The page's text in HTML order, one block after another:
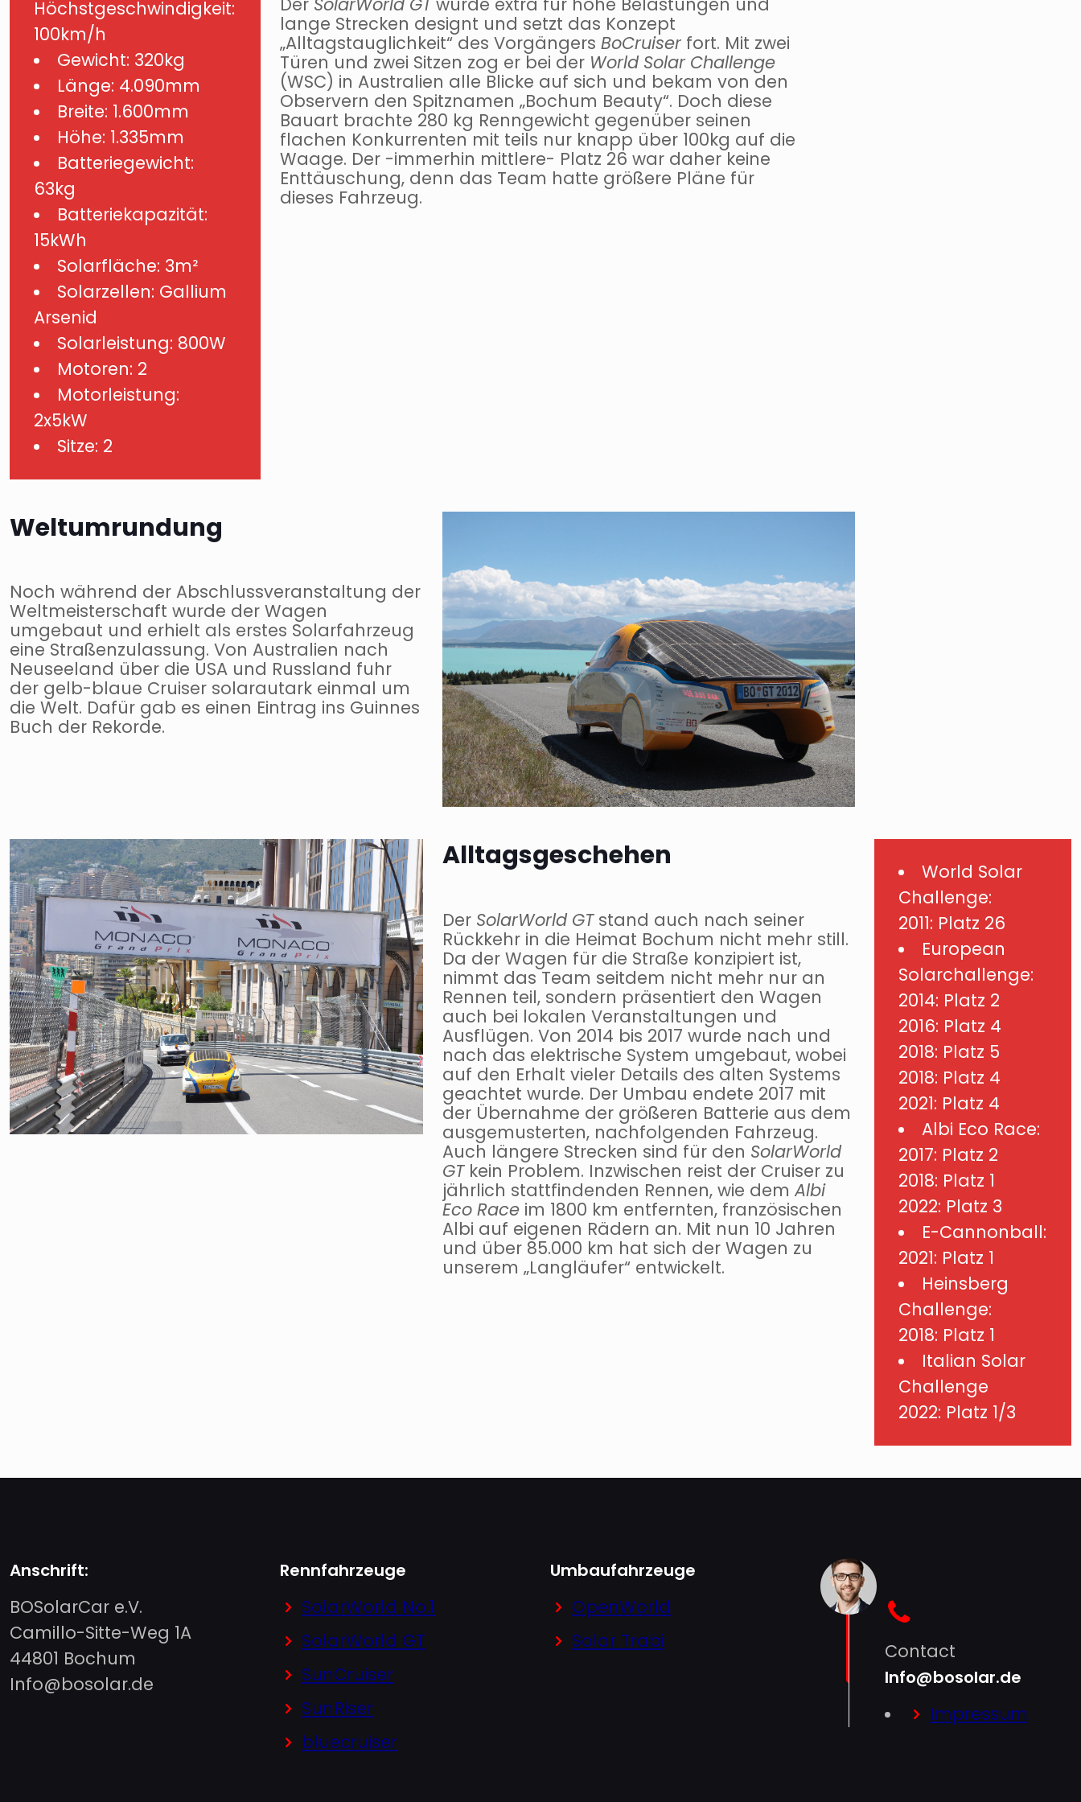
Höchstgeschwindigkeit:
100km/h
Gewicht: 320kg
Länge: 4.090mm
Breite: 1.600mm
Höhe: 1.335mm
Batteriegewicht:
63kg
Batteriekapazität:
15kWh
Solarfläche: 3m²
Solarzellen: Gallium
Arsenid
Solarleistung: 800W
Motoren: 2
Motorleistung:
2x5kW
Sitze: 2
Der SolarWorld GT wurde extra für hohe Belastungen und
lange Strecken designt und setzt das Konzept
„Alltagstauglichkeit“ des Vorgängers BoCruiser fort. Mit zwei
Türen und zwei Sitzen zog er bei der World Solar Challenge
(WSC) in Australien alle Blicke auf sich und bekam von den
Observern den Spitznamen „Bochum Beauty“. Doch diese
Bauart brachte 280 kg Renngewicht gegenüber seinen
flachen Konkurrenten mit teils nur knapp über 100kg auf die
Waage. Der -immerhin mittlere- Platz 26 war daher keine
Enttäuschung, denn das Team hatte größere Pläne für
dieses Fahrzeug.
Weltumrundung
Noch während der Abschlussveranstaltung der
Weltmeisterschaft wurde der Wagen
umgebaut und erhielt als erstes Solarfahrzeug
eine Straßenzulassung. Von Australien nach
Neuseeland über die USA und Russland fuhr
der gelb-blaue Cruiser solarautark einmal um
die Welt. Dafür gab es einen Eintrag ins Guinnes
Buch der Rekorde.
Alltagsgeschehen
Der SolarWorld GTstand auch nach seiner
Rückkehr in die Heimat Bochum nicht mehr still.
Da der Wagen für die Straße konzipiert ist,
nimmt das Team seitdem nicht mehr nur an
Rennen teil, sondern präsentiert den Wagen
auch bei lokalen Veranstaltungen und
Ausflügen. Von 2014 bis 2017 wurde nach und
nach das elektrische System umgebaut, wobei
auf den Erhalt vieler Details des alten Systems
geachtet wurde. Der Umbau endete 2017 mit
der Übernahme der größeren Batterie aus dem
ausgemusterten, nachfolgenden Fahrzeug.
Auch längere Strecken sind für den SolarWorld
GTkein Problem. Inzwischen reist der Cruiser zu
jährlich stattfindenden Rennen, wie dem Albi
Eco Raceim 1800 km entfernten, französischen
Albi auf eigenen Rädern an. Mit nun 10 Jahren
und über 85.000 km hat sich der Wagen zu
unserem „Langläufer“ entwickelt.
World Solar
Challenge:
2011: Platz 26
European
Solarchallenge:
2014: Platz 2
2016: Platz 4
2018: Platz 5
2018: Platz 4
2021: Platz 4
Albi Eco Race:
2017: Platz 2
2018: Platz 1
2022: Platz 3
E-Cannonball:
2021: Platz 1
Heinsberg
Challenge:
2018: Platz 1
Italian Solar
Challenge
2022: Platz 1/3
Anschrift:
BOSolarCar e.V.
Camillo-Sitte-Weg 1A
44801 Bochum
Info@bosolar.de
Rennfahrzeuge
SolarWorld No.1
SolarWorld GT
SunCruiser
SunRiser
bluecruiser
Umbaufahrzeuge
OpenWorld
Solar Trabi
Contact
Info@bosolar.de
Impressum